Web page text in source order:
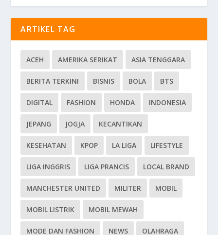
ARTIKEL TAG
ACEH AMERIKA SERIKAT ASIA TENGGARA
BERITA TERKINI BISNIS BOLA BTS
DIGITAL FASHION HONDA INDONESIA
JEPANG JOGJA KECANTIKAN
KESEHATAN KPOP LA LIGA LIFESTYLE
LIGA INGGRIS LIGA PRANCIS LOCAL BRAND
MANCHESTER UNITED MILITER MOBIL
MOBIL LISTRIK MOBIL MEWAH
MODE DAN FASHION NEWS OLAHRAGA